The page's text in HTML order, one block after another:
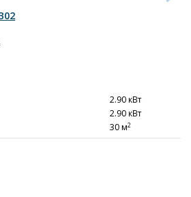
2.90 кВт
2.90 кВт
30 м2